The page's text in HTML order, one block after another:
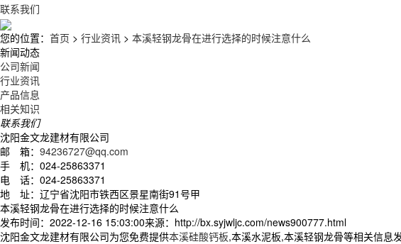
联系我们
您的位置： 首页 > 行业资讯 > 本溪轻钢龙骨在进行选择的时候注意什么
新闻动态
公司新闻
行业资讯
产品信息
相关知识
联系我们
沈阳金文龙建材有限公司
邮 箱： 94236727@qq.com
手 机：024-25863371
电 话：024-25863371
地 址：辽宁省沈阳市铁西区景星南街91号甲
本溪轻钢龙骨在进行选择的时候注意什么
发布时间：2022-12-16 15:03:00来源：http://bx.syjwljc.com/news900777.html
沈阳金文龙建材有限公司为您免费提供本溪硅酸钙板,本溪水泥板,本溪轻钢龙骨等相关信息